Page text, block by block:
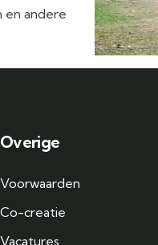
en andere
Overige
Voorwaarden
Co-creatie
Vacatures